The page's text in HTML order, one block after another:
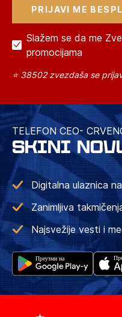
Slažem se da me
promocijama
⭐ 38502 zvezdaša se
TELEFON CEO-
SKINI
Digitalna ulaznica
Zanimljiva
Najsvežije vesti i